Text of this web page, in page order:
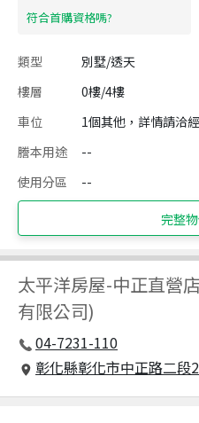
​符合首購資格嗎?
類型 別墅/透天
樓層
0樓/4樓
車位
1個其他，詳情請洽
謄本用途
--
使用分區
--
完整
太平洋房屋-中正直營
有限公司)
04-7231-110
彰化縣彰化市中正路二段